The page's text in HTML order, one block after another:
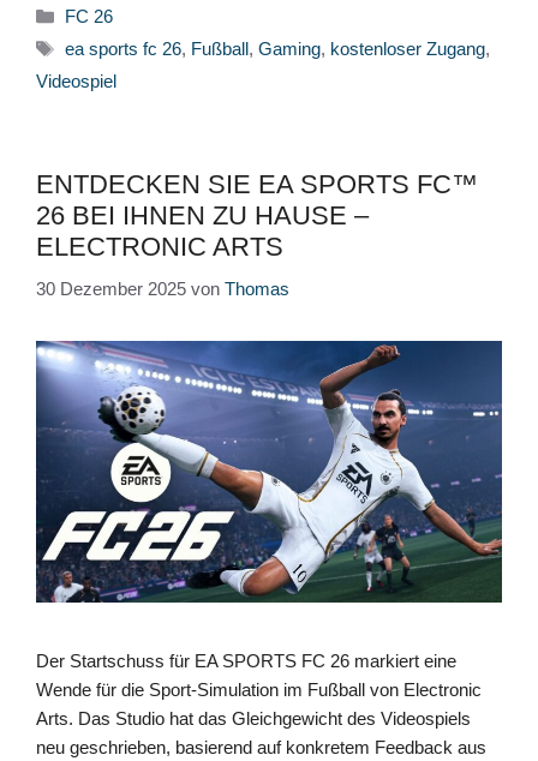
Kategorien
FC 26
Schlagwörter
ea sports fc 26, Fußball, Gaming, kostenloser Zugang,
Videospiel
ENTDECKEN SIE EA SPORTS FC™
26 BEI IHNEN ZU HAUSE –
ELECTRONIC ARTS
30 Dezember 2025 von Thomas
Der Startschuss für EA SPORTS FC 26 markiert eine
Wende für die Sport-Simulation im Fußball von Electronic
Arts. Das Studio hat das Gleichgewicht des Videospiels
neu geschrieben, basierend auf konkretem Feedback aus